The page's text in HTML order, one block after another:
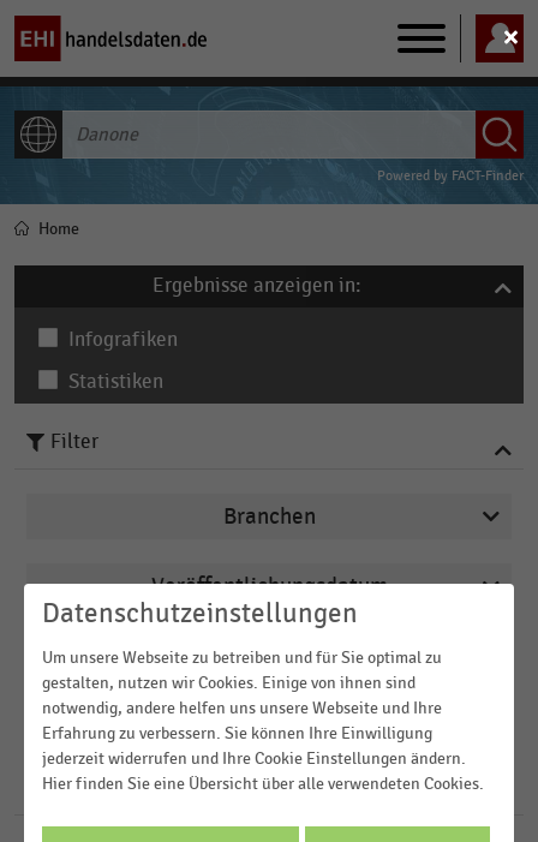
Main
navigation
Powered by FACT-Finder
Pfadnavigation
Home
Ergebnisse anzeigen in:
Infografiken
Statistiken
151Ergebnisse fürDanone
Filter
Branchen
Arbeitsmarkt
Einkommen, Kaufkraft, Konsum,
Lebensbedingungen
Getränkemärkte
Veröffentlichungsdatum
2025
2024
2023
Region
Deutschland
Weltweit
Europa
FILTER ZURÜCKSETZEN
Datenschutzeinstellungen
Um unsere Webseite zu betreiben und für Sie optimal zu
gestalten, nutzen wir Cookies. Einige von ihnen sind
notwendig, andere helfen uns unsere Webseite und Ihre
Erfahrung zu verbessern. Sie können Ihre Einwilligung
jederzeit widerrufen und Ihre Cookie Einstellungen ändern.
Hier finden Sie eine Übersicht über alle verwendeten Cookies.